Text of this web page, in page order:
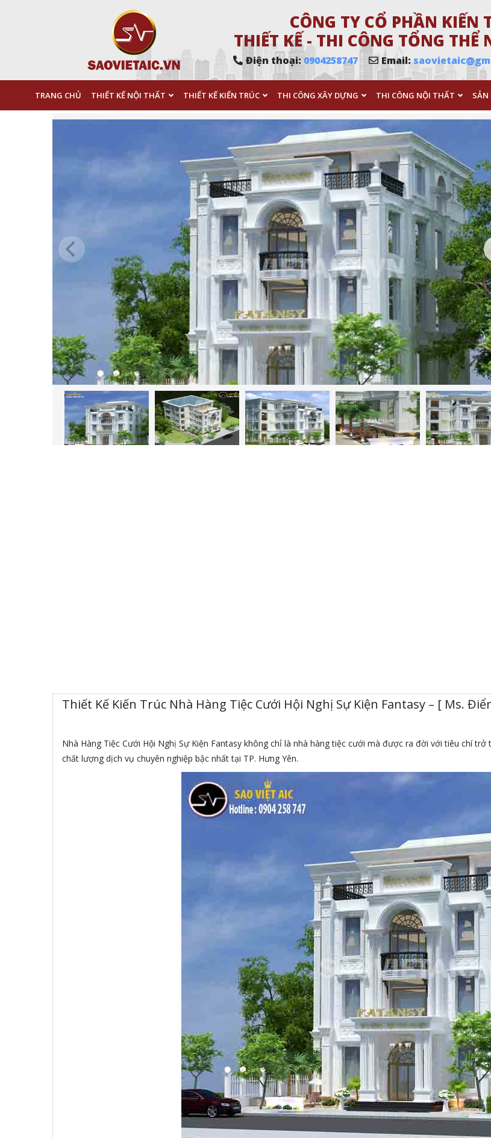
CÔNG TY CỔ PHẦN KIẾN
THIẾT KẾ - THI CÔNG TỔNG
Điện thoại:0904258747 Email:
TRANG CHỦ THIẾT KẾ NỘI THẤT THIẾT KẾ KIẾN TRÚC THI CÔNG XÂY DỰNG THI CÔNG NỘI THẤT
Thiết Kế Kiến Trúc Nhà Hàng Tiệc Cưới Hội Nghị Sự Kiện Fantasy – [ Ms.
Nhà Hàng Tiệc Cưới Hội Nghị Sự Kiện Fantasy không chỉ là nhà hàng tiệc cưới mà được ra đời với tiêu chí
chất lượng dịch vụ chuyên nghiệp bậc nhất tại TP. Hưng Yên.